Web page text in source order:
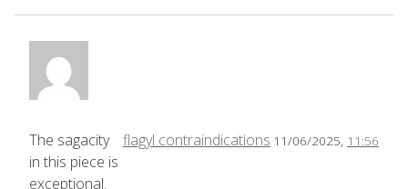
flagyl contraindications 11/06/2025, 11:56
The sagacity
in this piece is
exceptional.